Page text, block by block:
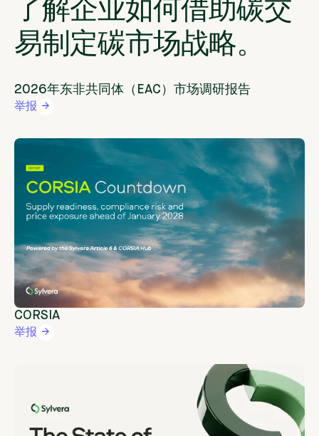
易制定碳市场战略。
2026年东非共同体（EAC）市场调研报告
举报
CORSIA
举报